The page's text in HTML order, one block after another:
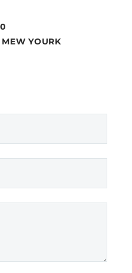
YOURK